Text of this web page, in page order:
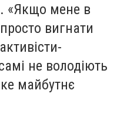
«Якщо мене в
вигнати
не володіють
майбутнє